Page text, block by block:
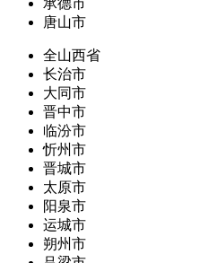
承德市
唐山市
全山西省
长治市
大同市
晋中市
临汾市
忻州市
晋城市
太原市
阳泉市
运城市
朔州市